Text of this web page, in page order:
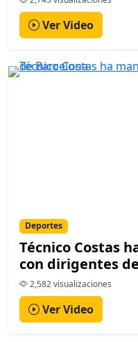
Ver Video
Deportes
Técnico Costas
con dirigentes
2,582 visualizaciones
Ver Video